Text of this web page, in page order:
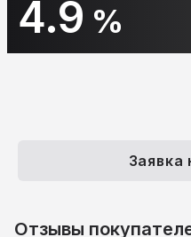
Заявка
Отзывы